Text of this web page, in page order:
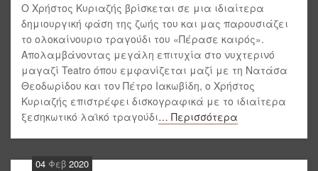
Ο Χρήστος Κυριαζής βρίσκεται σε μια ιδιαίτερα
δημιουργική φάση της ζωής του και μας παρουσιάζει
το ολοκαίνουριο τραγούδι του «Πέρασε καιρός».
Απολαμβάνοντας μεγάλη επιτυχία στο νυχτερινό
μαγαζί Teatro όπου εμφανίζεται μαζί με τη Νατάσα
Θεοδωρίδου και τον Πέτρο Ιακωβίδη, ο Χρήστος
Κυριαζής επιστρέφει δισκογραφικά με το ιδιαίτερα
ξεσηκωτικό λαϊκό τραγούδι… Περισσότερα
04 Φεβ 2020